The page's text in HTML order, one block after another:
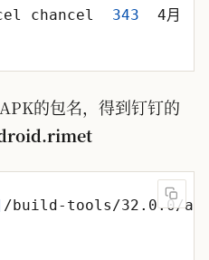
chancel 343
  4月
的包名，得到钉钉的
/build-tools/32.0.0/